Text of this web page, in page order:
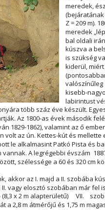
meredek,
(bejáratának
Z = 209 m).
meredek
bal oldali
kúszva a
is szükség
kiderül,
valószínűleg
kisebb-
labirintust
több száz éve készült.
Az 1800-as évek második
1829-1862), valamint az ő
volt az ún. Kettes-kút és
le alkalmasint Patkó Pista és
A legrégebbi évszám
szélessége a 60 és 320 cm
akkor az I. majd a II. szobába
II. vagy elosztó szobában már
x 2 m alapterületű)     VII.
a 2,8 m átmérőjű és 1,75 m